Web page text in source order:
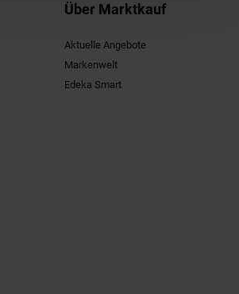
Über Marktkauf
Aktuelle Angebote
Markenwelt
Edeka Smart